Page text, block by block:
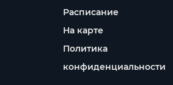
Расписание
На карте
Политика
конфиденциальности